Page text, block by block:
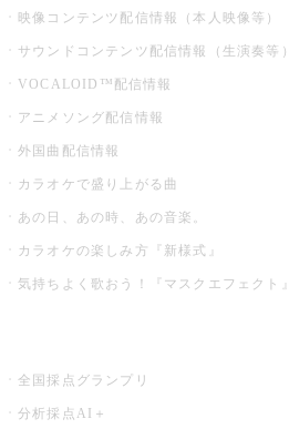
映像コンテンツ配信情報（本人映像等）
サウンドコンテンツ配信情報（生演奏等）
VOCALOID™配信情報
アニメソング配信情報
外国曲配信情報
カラオケで盛り上がる曲
あの日、あの時、あの音楽。
カラオケの楽しみ方『新様式』
気持ちよく歌おう！『マスクエフェクト』
全国採点グランプリ
分析採点AI＋